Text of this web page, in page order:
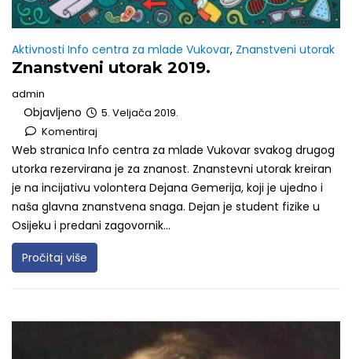
Aktivnosti Info centra za mlade Vukovar, Znanstveni utorak
Znanstveni utorak 2019.
admin
Objavljeno
5. Veljača 2019.
Komentiraj
Web stranica Info centra za mlade Vukovar svakog drugog
utorka rezervirana je za znanost. Znanstevni utorak kreiran
je na incijativu volontera Dejana Gemerija, koji je ujedno i
naša glavna znanstvena snaga. Dejan je student fizike u
Osijeku i predani zagovornik...
Pročitaj više